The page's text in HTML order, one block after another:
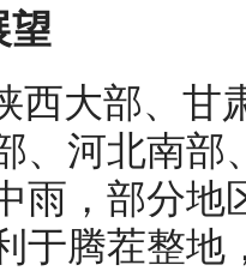
望
西大部、甘
、河北南部
雨，部分地
于腾茬整地